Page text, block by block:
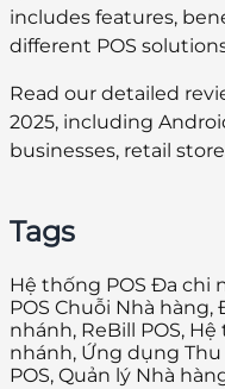
includes features,
different POS
Read our detailed
2025, including
businesses, retail
Tags
Hệ thống POS Đa chi
POS Chuỗi Nhà hàng,
nhánh, ReBill POS,
nhánh, Ứng dụng
POS, Quản lý Nhà